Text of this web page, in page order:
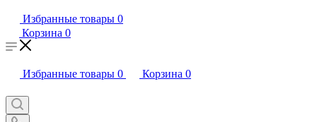
Избранные товары 0
Корзина 0
Избранные товары 0 Корзина 0